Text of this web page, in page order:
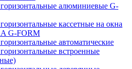
алюминиевые G-
кассетные на окна
G-FORM
автоматические
встроенные